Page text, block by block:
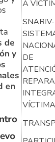
de
y
en
A
SNARIV-
DE